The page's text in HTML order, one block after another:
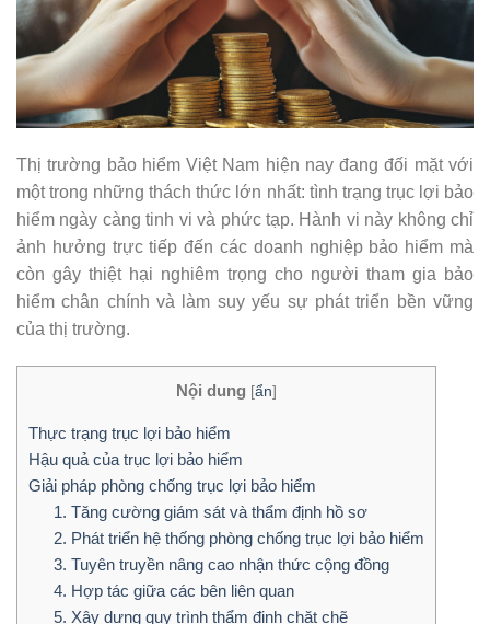
Thị trường bảo hiểm Việt Nam hiện nay đang đối mặt với
một trong những thách thức lớn nhất: tình trạng trục lợi bảo
hiểm ngày càng tinh vi và phức tạp. Hành vi này không chỉ
ảnh hưởng trực tiếp đến các doanh nghiệp bảo hiểm mà
còn gây thiệt hại nghiêm trọng cho người tham gia bảo
hiểm chân chính và làm suy yếu sự phát triển bền vững
của thị trường.
Nội dung [ẩn]
Thực trạng trục lợi bảo hiểm
Hậu quả của trục lợi bảo hiểm
Giải pháp phòng chống trục lợi bảo hiểm
1. Tăng cường giám sát và thẩm định hồ sơ
2. Phát triển hệ thống phòng chống trục lợi bảo hiểm
3. Tuyên truyền nâng cao nhận thức cộng đồng
4. Hợp tác giữa các bên liên quan
5. Xây dựng quy trình thẩm định chặt chẽ